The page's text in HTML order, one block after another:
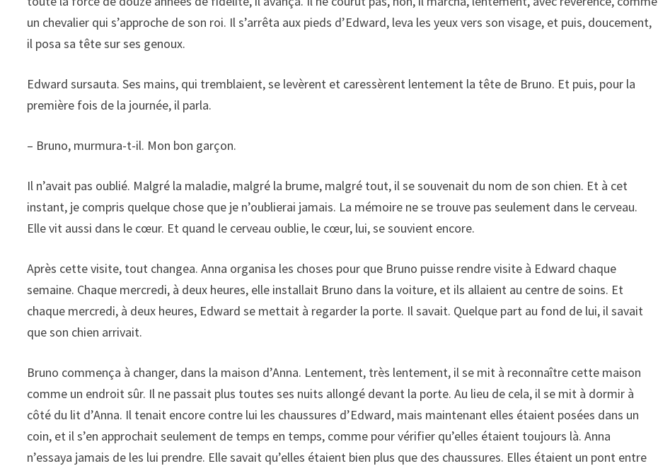
un chevalier qui s’approche de son roi. Il s’arrêta aux pieds d’Edward, leva les yeux vers son visage, et puis, doucement,
il posa sa tête sur ses genoux.
Edward sursauta. Ses mains, qui tremblaient, se levèrent et caressèrent lentement la tête de Bruno. Et puis, pour la
première fois de la journée, il parla.
– Bruno, murmura-t-il. Mon bon garçon.
Il n’avait pas oublié. Malgré la maladie, malgré la brume, malgré tout, il se souvenait du nom de son chien. Et à cet
instant, je compris quelque chose que je n’oublierai jamais. La mémoire ne se trouve pas seulement dans le cerveau.
Elle vit aussi dans le cœur. Et quand le cerveau oublie, le cœur, lui, se souvient encore.
Après cette visite, tout changea. Anna organisa les choses pour que Bruno puisse rendre visite à Edward chaque
semaine. Chaque mercredi, à deux heures, elle installait Bruno dans la voiture, et ils allaient au centre de soins. Et
chaque mercredi, à deux heures, Edward se mettait à regarder la porte. Il savait. Quelque part au fond de lui, il savait
que son chien arrivait.
Bruno commença à changer, dans la maison d’Anna. Lentement, très lentement, il se mit à reconnaître cette maison
comme un endroit sûr. Il ne passait plus toutes ses nuits allongé devant la porte. Au lieu de cela, il se mit à dormir à
côté du lit d’Anna. Il tenait encore contre lui les chaussures d’Edward, mais maintenant elles étaient posées dans un
coin, et il s’en approchait seulement de temps en temps, comme pour vérifier qu’elles étaient toujours là. Anna
n’essaya jamais de les lui prendre. Elle savait qu’elles étaient bien plus que des chaussures. Elles étaient un pont entre